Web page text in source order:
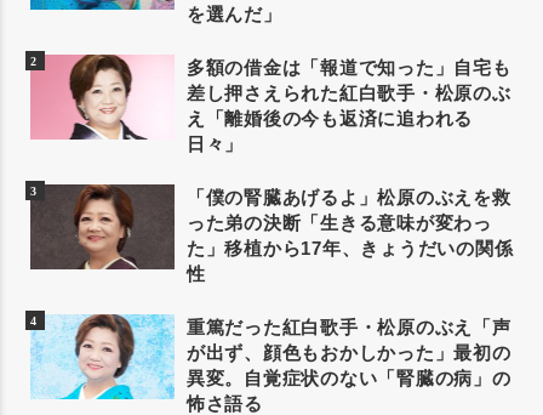
を選んだ」
多額の借金は「報道で知った」自宅も
差し押さえられた紅白歌手・松原のぶ
え「離婚後の今も返済に追われる
日々」
「僕の腎臓あげるよ」松原のぶえを救
った弟の決断「生きる意味が変わっ
た」移植から17年、きょうだいの関係
性
重篤だった紅白歌手・松原のぶえ「声
が出ず、顔色もおかしかった」最初の
異変。自覚症状のない「腎臓の病」の
怖さ語る